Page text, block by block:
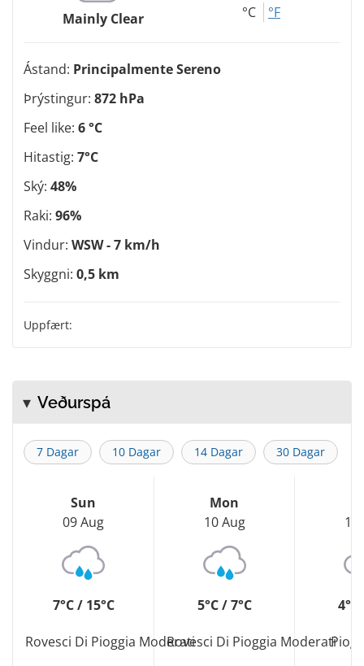
Mainly Clear °C °F
Ástand: Principalmente Sereno
Þrýstingur: 872 hPa
Feel like: 6 °C
Hitastig: 7°C
Ský: 48%
Raki: 96%
Vindur: WSW - 7 km/h
Skyggni: 0,5 km
Uppfært:
Veðurspá
7 Dagar 10 Dagar 14 Dagar 30 Dagar
Sun
09 Aug
7°C / 15°C
Rovesci Di Pioggia Moderati
Mon
10 Aug
5°C / 7°C
Rovesci Di Pioggia Moderati
11
4°C